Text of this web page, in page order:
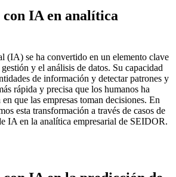
con IA en analítica
(IA) se ha convertido en un elemento clave
gestión y el análisis de datos. Su capacidad
de información y detectar patrones y
rápida y precisa que los humanos ha
que las empresas toman decisiones. En
esta transformación a través de casos de
IA en la analítica empresarial de SEIDOR.